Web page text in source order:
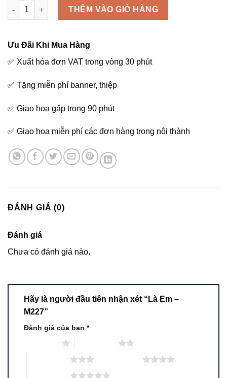
Là Em - M227 số lượng
THÊM VÀO GIỎ HÀNG
Ưu Đãi Khi Mua Hàng
✅ Xuất hóa đơn VAT trong vòng 30 phút
✅ Tặng miễn phí banner, thiệp
✅ Giao hoa gấp trong 90 phút
✅ Giao hoa miễn phí các đơn hàng trong nội thành
ĐÁNH GIÁ (0)
Đánh giá
Chưa có đánh giá nào.
Hãy là người đầu tiên nhận xét “Là Em –
M227”
Đánh giá của bạn *